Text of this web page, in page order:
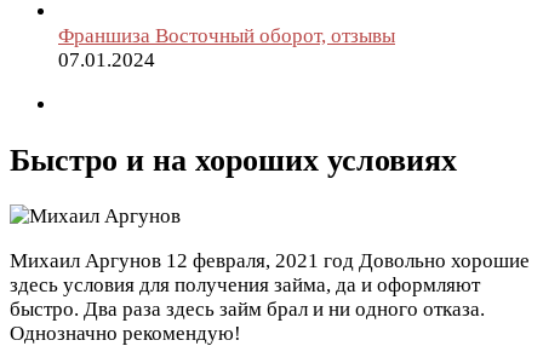
Франшиза Восточный оборот, отзывы
07.01.2024
Быстро и на хороших условиях
Михаил Аргунов 12 февраля, 2021 год Довольно хорошие
здесь условия для получения займа, да и оформляют
быстро. Два раза здесь займ брал и ни одного отказа.
Однозначно рекомендую!